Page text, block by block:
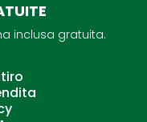
inclusa gratuita.